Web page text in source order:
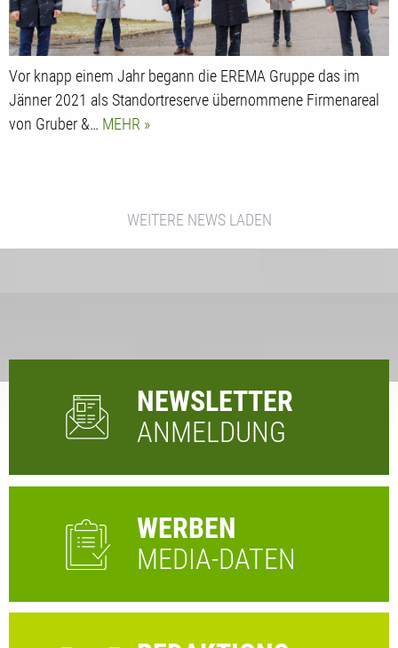
Vor knapp einem Jahr begann die EREMA Gruppe das im
Jänner 2021 als Standortreserve übernommene Firmenareal
von Gruber &… MEHR
WEITERE NEWS LADEN
NEWSLETTER
ANMELDUNG
WERBEN
MEDIA-DATEN